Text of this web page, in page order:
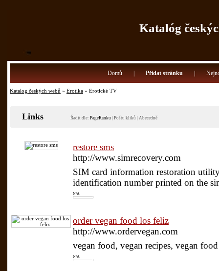
Katalóg
Domů Přidat stránku
Katalog českých webů » Erotika » Erotické TV
Links Řadit dle: PageRanku Poštu kliků Abecedně
restore sms
http://www.simrecovery.com
SIM card information restoration
identification number printed on the
N/A
order vegan food los feliz
http://www.ordervegan.com
vegan food, vegan recipes, vegan
N/A